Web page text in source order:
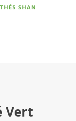
THÉS SHAN
Vert